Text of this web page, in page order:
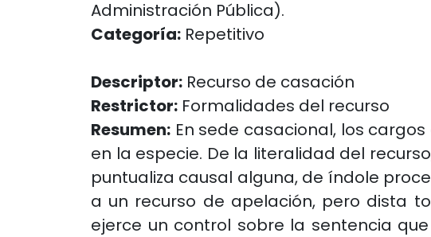
Administración Pública).
Categoría: Repetitivo
Descriptor: Recurso de casación
Restrictor: Formalidades del recurso
Resumen: En sede casacional, los
en la especie. De la literalidad del
puntualiza causal alguna, de índole
a un recurso de apelación, pero dista
ejerce un control sobre la sentencia